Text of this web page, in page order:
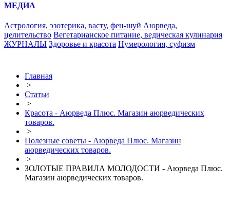
МЕДИА
Астрология, эзотерика, васту, фен-шуй Аюрведа,
целительство Вегетарианское питание, ведическая кулинария
ЖУРНАЛЫ Здоровье и красота Нумерология, суфизм
Главная
>
Статьи
>
Красота - Аюрведа Плюс. Магазин аюрведических
товаров.
>
Полезные советы - Аюрведа Плюс. Магазин
аюрведических товаров.
>
ЗОЛОТЫЕ ПРАВИЛА МОЛОДОСТИ - Аюрведа Плюс.
Магазин аюрведических товаров.